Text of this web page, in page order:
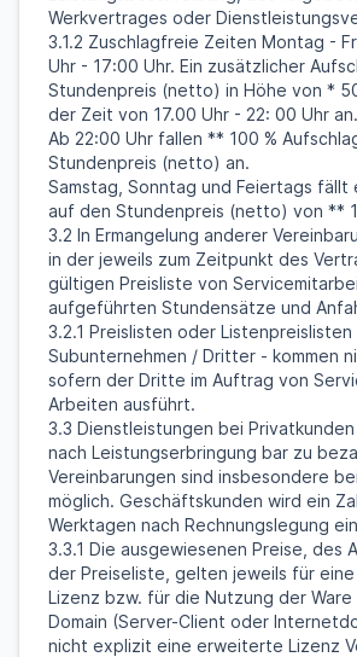
Werkvertrages oder
3.1.2 Zuschlagfreie Zeiten Montag -
Uhr - 17:00 Uhr. Ein zusätzlicher
Stundenpreis (netto) in Höhe von *
der Zeit von 17.00 Uhr - 22: 00 Uhr an.
Ab 22:00 Uhr fallen ** 100 %
Stundenpreis (netto) an.
Samstag, Sonntag und Feiertags fällt
auf den Stundenpreis (netto) von **
3.2 In Ermangelung anderer
in der jeweils zum Zeitpunkt des
gültigen Preisliste von
aufgeführten Stundensätze und
3.2.1 Preislisten oder Listenpreislisten
Subunternehmen / Dritter - kommen
sofern der Dritte im Auftrag von
Arbeiten ausführt.
3.3 Dienstleistungen bei
nach Leistungserbringung bar zu
Vereinbarungen sind insbesondere
möglich. Geschäftskunden wird ein
Werktagen nach Rechnungslegung
3.3.1 Die ausgewiesenen Preise, des
der Preiseliste, gelten jeweils für
Lizenz bzw. für die Nutzung der
Domain (Server-Client oder
nicht explizit eine erweiterte Lizenz